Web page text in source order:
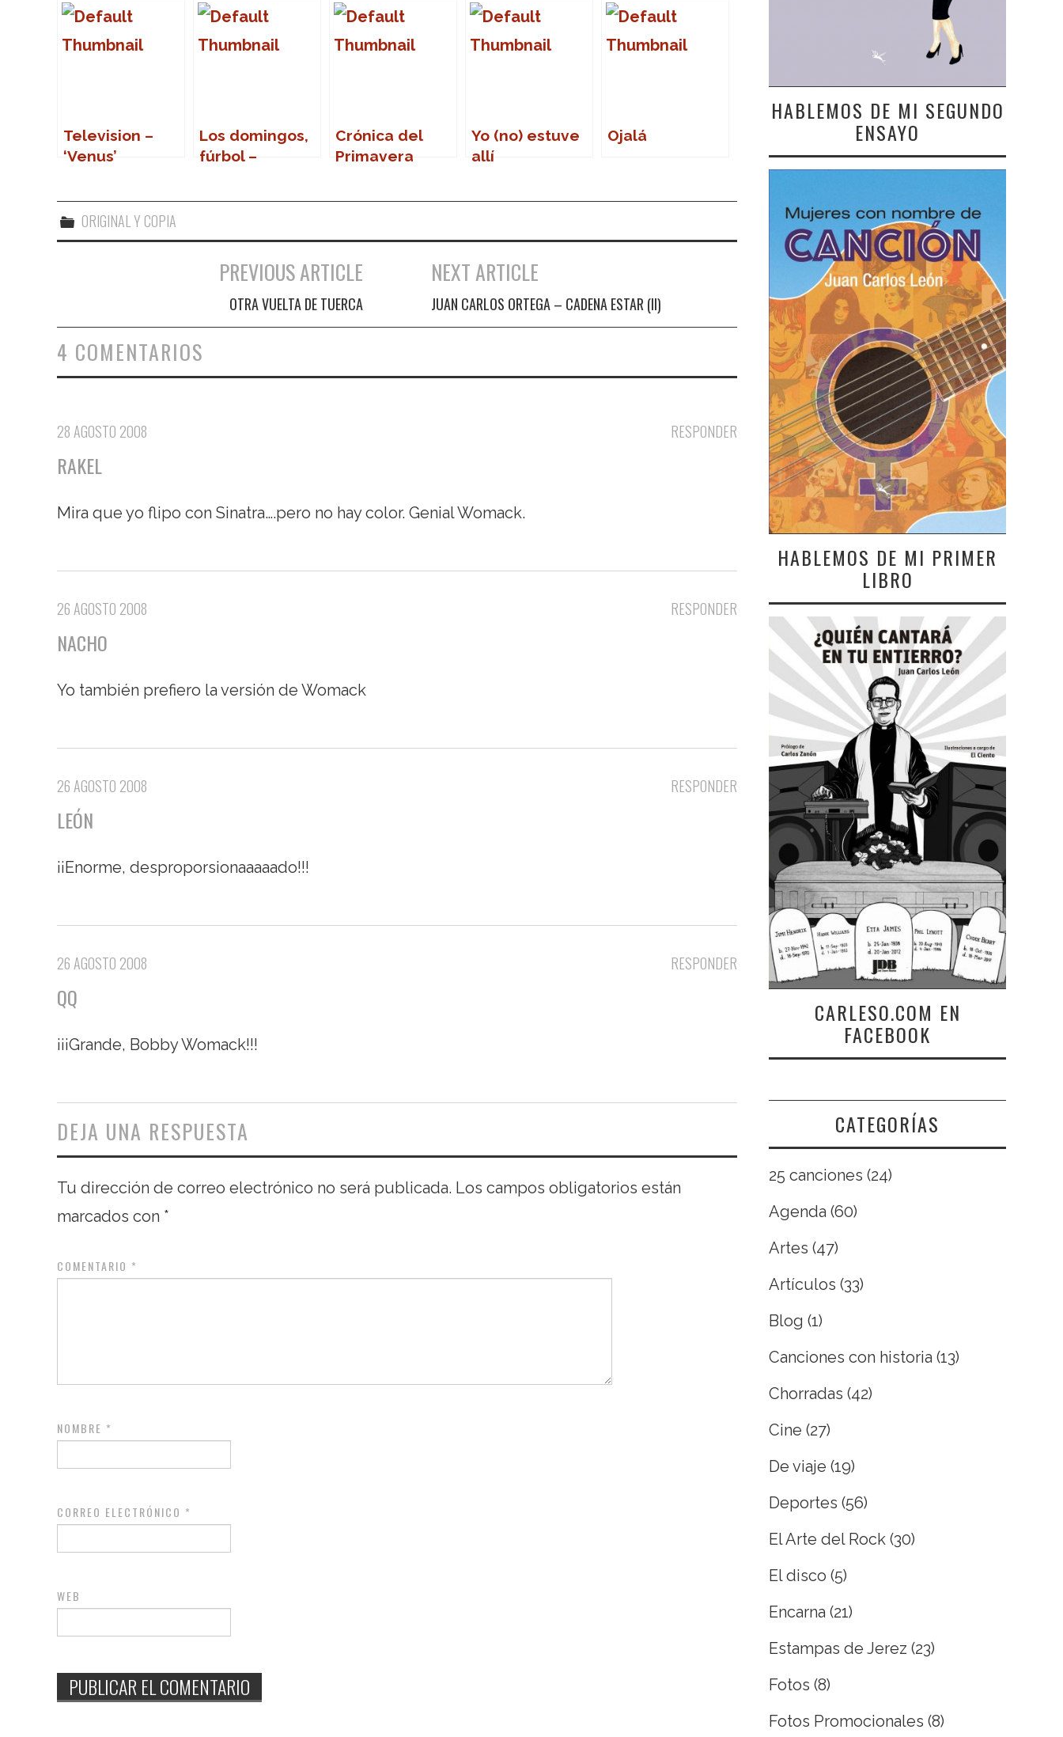
Television –
‘Venus’
Los domingos,
fúrbol –
nombre de
ocupaciones
Crónica del
Primavera
Yo (no) estuve
allí
Ojalá
ORIGINAL Y COPIA
Navegación de entradas
PREVIOUS ARTICLE
OTRA VUELTA DE TUERCA
NEXT ARTICLE
JUAN CARLOS ORTEGA – CADENA ESTAR (II)
4 COMENTARIOS
RESPONDER
28 AGOSTO 2008
RAKEL
Mira que yo flipo con Sinatra….pero no hay color. Genial Womack.
RESPONDER
26 AGOSTO 2008
NACHO
Yo también prefiero la versión de Womack
RESPONDER
26 AGOSTO 2008
LEÓN
¡¡Enorme, desproporsionaaaaado!!!
RESPONDER
26 AGOSTO 2008
QQ
¡¡¡Grande, Bobby Womack!!!
DEJA UNA RESPUESTA
Tu dirección de correo electrónico no será publicada. Los campos obligatorios están
marcados con *
COMENTARIO *
NOMBRE *
CORREO ELECTRÓNICO *
WEB
HABLEMOS DE MI SEGUNDO
ENSAYO
HABLEMOS DE MI PRIMER
LIBRO
CARLESO.COM EN
FACEBOOK
CATEGORÍAS
25 canciones (24)
Agenda (60)
Artes (47)
Artículos (33)
Blog (1)
Canciones con historia (13)
Chorradas (42)
Cine (27)
De viaje (19)
Deportes (56)
El Arte del Rock (30)
El disco (5)
Encarna (21)
Estampas de Jerez (23)
Fotos (8)
Fotos Promocionales (8)